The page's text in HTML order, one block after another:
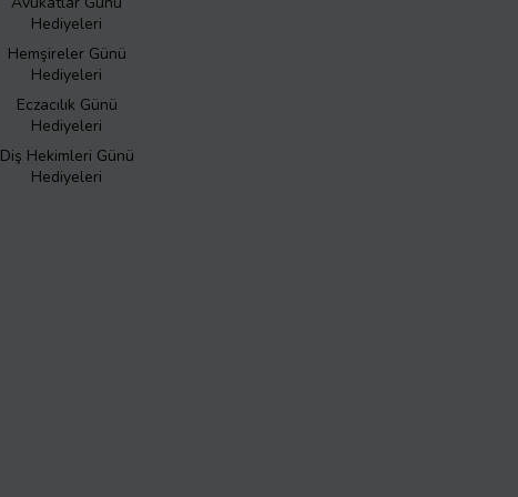
Hediyeleri
Hemşireler Günü
Hediyeleri
Eczacılık Günü
Hediyeleri
Diş Hekimleri Günü
Hediyeleri